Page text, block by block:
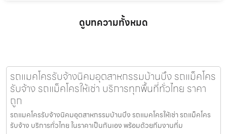
ดูบทความทั้งหมด
รถแมคโครรับจ้างนิคมอุตสาหกรรมบ้านบึง รถแม็คโคร
รับจ้าง รถแม็คโครให้เช่า บริการทุกพื้นที่ทั่วไทย ราคา
ถูก
รถแมคโครรับจ้างนิคมอุตสาหกรรมบ้านบึง รถแมคโครให้เช่า รถแม็คโคร
รับจ้าง บริการทั่วไทย ในราคาเป็นกันเอง พร้อมด้วยทีมงานที่ม